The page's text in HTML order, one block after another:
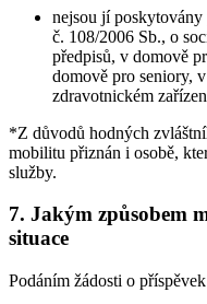
nejsou jí
č. 108/2006 Sb., o
předpisů, v domově
domově pro seniory,
zdravotnickém
*Z důvodů hodných
mobilitu přiznán i osobě,
služby.
7. Jakým způsobem
situace
Podáním žádosti o